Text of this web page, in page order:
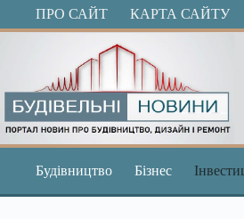
ПерейтиПРО САЙТ КАРТА САЙТУ
Будівництво Бізнес